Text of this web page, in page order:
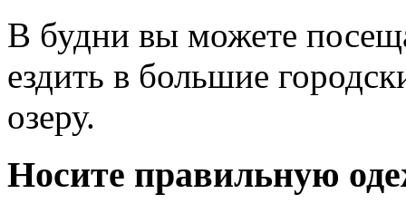
В будни вы можете
ездить в большие
озеру.
Носите правильную